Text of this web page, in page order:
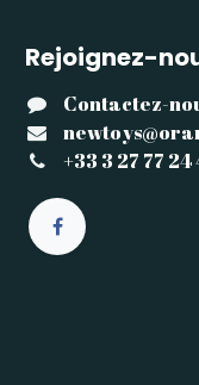
Rejoignez-
Contactez-
+33 3 27 77 24